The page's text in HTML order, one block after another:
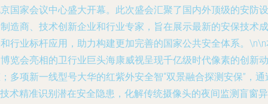
国家会议中心盛大开幕。此次盛会汇聚了国内外顶级的安防设
造商、技术创新企业和行业专家，旨在展示最新的安保技术成
行业标杆应用，助力构建更加完善的国家公共安全体系。
览会亮相的卫行业巨头海康威视呈现千亿级时代像素的创新动
多项新一线型号大华的红紫外安全智“双景融合探测安保”，通
术精准识别潜在安全隐患，化解传统摄像头的夜间监测盲窗异